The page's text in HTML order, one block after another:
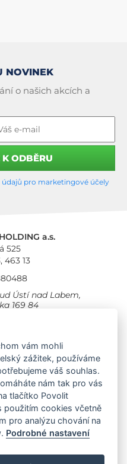
NOVINEK
o našich akcích a
pro marketingové účely
a.s.
525
463 13
Ústí nad Labem,
169 84
podmínky
Toyota
558
01
Professional
660,
12
vám mohli
zážitek, používáme
váš souhlas.
nám tak pro vás
tlačítko Povolit
použitím cookies včetně
pro analýzu chování na
Podrobné nastavení